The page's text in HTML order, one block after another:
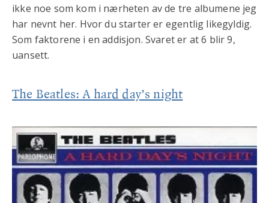
ikke noe som kom i nærheten av de tre albumene jeg
har nevnt her. Hvor du starter er egentlig likegyldig.
Som faktorene i en addisjon. Svaret er at 6 blir 9,
uansett.
The Beatles: A hard day’s night